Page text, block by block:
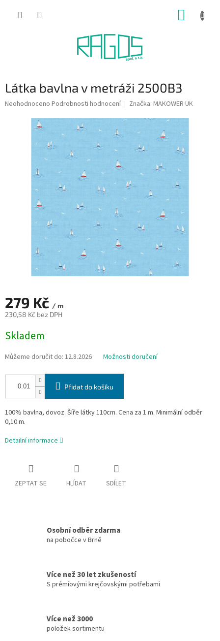
Látka bavlna v metráži 2500B3
Průměrné
Neohodnoceno Podrobnosti hodnocení Značka: MAKOWER UK
279 Kč / m
230,58 Kč bez DPH
cena:
Skladem
Můžeme doručit do: 12.8.2026 Možnosti doručení
Přidat do košíku
100% bavlna, dovoz. Šíře látky 110cm. Cena za 1 m. Minimální odběr
0,10 m.
Detailní informace
ZEPTAT SE HLÍDAT SDÍLET
Osobní odběr zdarma
na pobočce v Brně
Více než 30 let zkušeností
S prémiovými krejčovskými potřebami
Více než 3000
položek sortimentu